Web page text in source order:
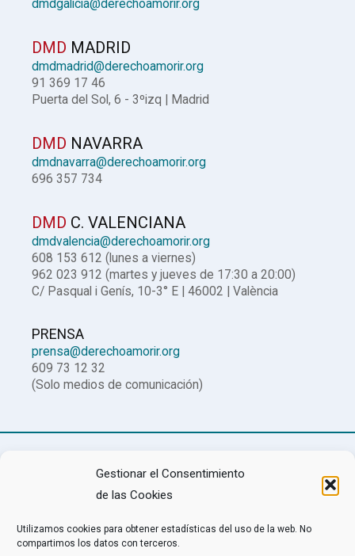
Gestionar el Consentimiento
de las Cookies
Utilizamos cookies para obtener estadísticas del uso de la web. No
compartimos los datos con terceros.
dmdgalicia@derechoamorir.org
DMD MADRID
dmdmadrid@derechoamorir.org
91 369 17 46
Puerta del Sol, 6 - 3ºizq | Madrid
DMD NAVARRA
dmdnavarra@derechoamorir.org
696 357 734
DMD C. VALENCIANA
dmdvalencia@derechoamorir.org
608 153 612 (lunes a viernes)
962 023 912 (martes y jueves de 17:30 a 20:00)
C/ Pasqual i Genís, 10-3° E | 46002 | València
PRENSA
prensa@derechoamorir.org
609 73 12 32
(Solo medios de comunicación)
Twitter